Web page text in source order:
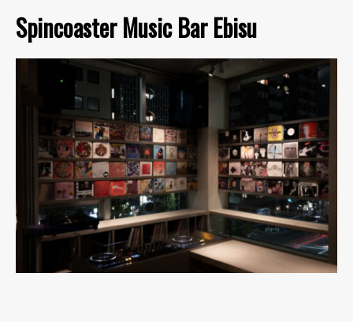
Spincoaster Music Bar Ebisu